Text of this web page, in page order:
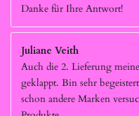
Danke für Ihre Antwort!
Juliane Veith
Auch die 2. Lieferung
geklappt. Bin sehr
schon andere Marken